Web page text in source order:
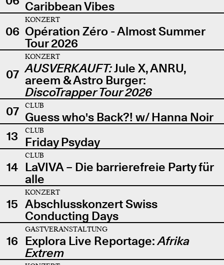
Caribbean Vibes
06
KONZERT
Opération Zéro - Almost Summer
Tour 2026
07
KONZERT
AUSVERKAUFT:Jule X, ANRU,
areem & Astro Burger:
DiscoTrapper Tour 2026
07
CLUB
Guess who's Back?! w/ Hanna Noir
13
CLUB
Friday Psyday
14
CLUB
LaVIVA – Die barrierefreie Party für
alle
15
KONZERT
Abschlusskonzert Swiss
Conducting Days
16
GASTVERANSTALTUNG
Explora Live Reportage:Afrika
Extrem